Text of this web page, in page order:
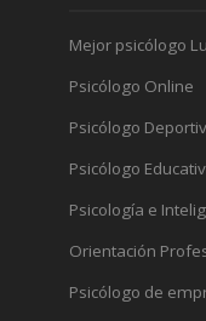
Mejor psicólogo
Psicólogo Online
Psicólogo
Psicólogo
Psicología e
Orientación
Psicólogo de